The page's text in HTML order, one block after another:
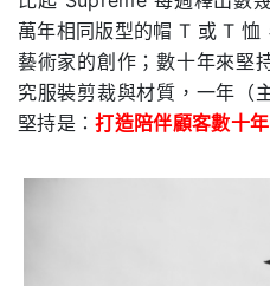
萬年相同版型的帽 T 或 T 恤
藝術家的創作；數十年來堅
究服裝剪裁與材質，一年（
堅持是：打造陪伴顧客數十